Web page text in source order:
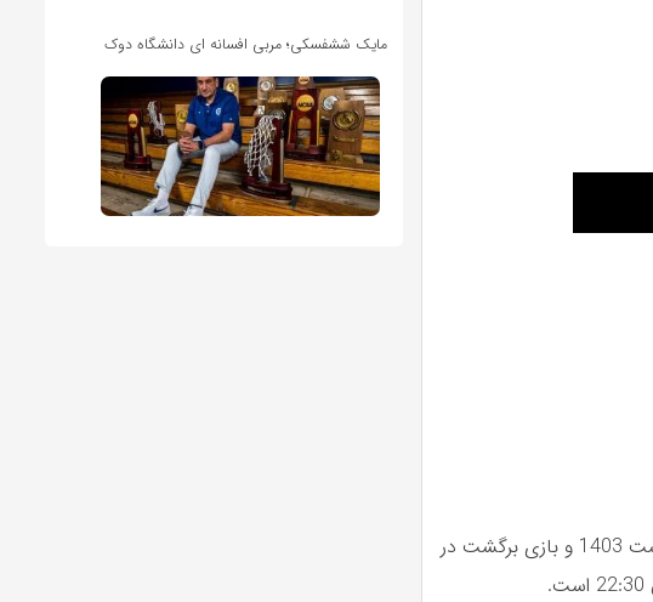
دیدار رفت بازی بایرن مونیخ-رئال مادرید در تاریخ سه شنبه 11 اردیبهشت 1403 و بازی برگشت در
مایک ششفسکی؛ مربی افسانه ای دانشگاه دوک